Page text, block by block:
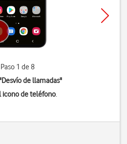
Paso 1 de 8
Desvío de llamadas"
icono de teléfono.